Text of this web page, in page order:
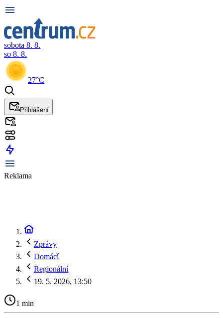
sobota 8. 8.
so 8. 8.
27°C
Přihlášení
Reklama
Zprávy
Domácí
Regionální
19. 5. 2026, 13:50
1 min